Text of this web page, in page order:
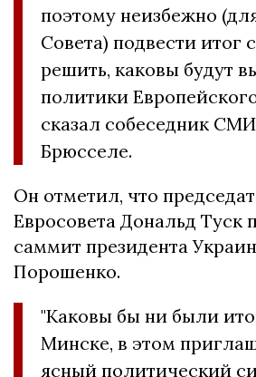
поэтому неизбежно
Совета) подвести итог
решить, каковы будут
политики
сказал собеседник
Брюсселе.
Он отметил, что
Евросовета Дональд Туск
саммит президента
Порошенко.
"Каковы бы ни были
Минске, в этом
ясный политический